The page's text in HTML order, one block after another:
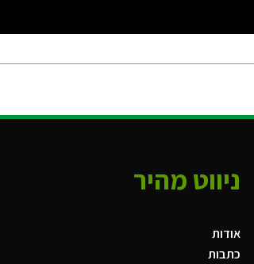
ניווט מהיר
אודות
כתבות